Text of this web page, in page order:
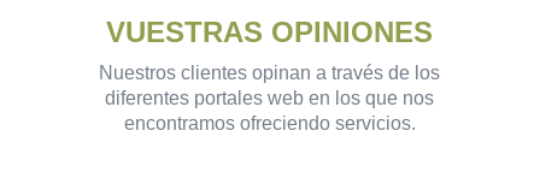
VUESTRAS OPINIONES
Nuestros clientes opinan a través de los
diferentes portales web en los que nos
encontramos ofreciendo servicios.